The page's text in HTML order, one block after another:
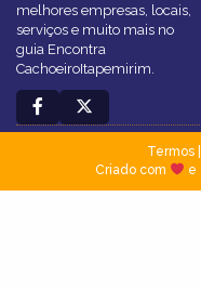
melhores empresas, locais,
serviços e muito mais no
guia Encontra
CachoeiroItapemirim.
Termos|
Criado com
e